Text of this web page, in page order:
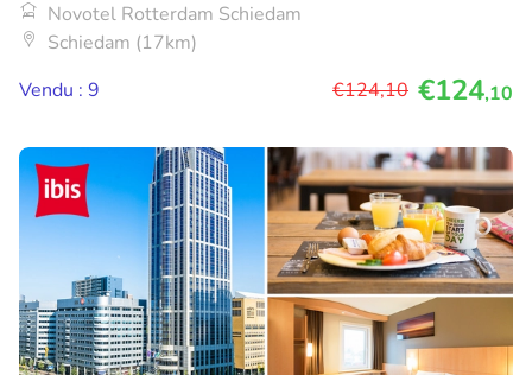
Novotel Rotterdam Schiedam
Schiedam (17km)
Vendu : 9
€124,10 €124,10